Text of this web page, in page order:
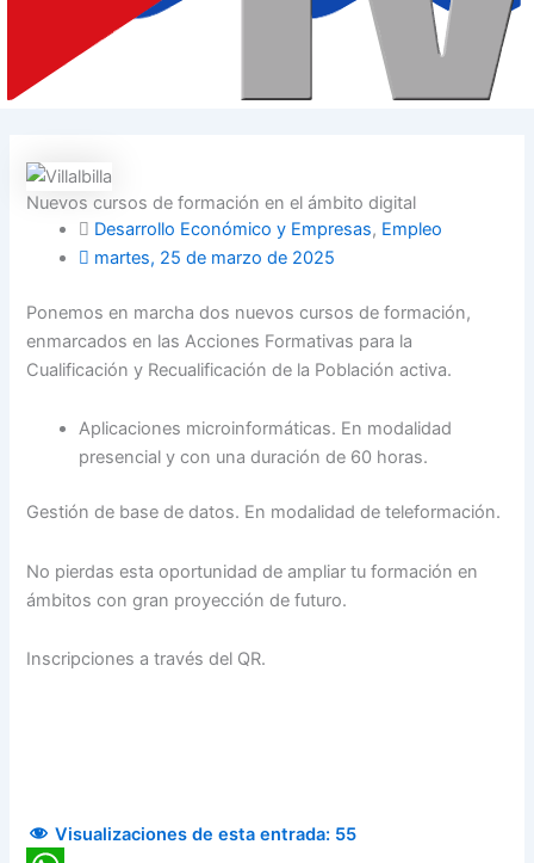
Nuevos cursos de formación en el ámbito digital
Desarrollo Económico y Empresas, Empleo
martes, 25 de marzo de 2025
Ponemos en marcha dos nuevos cursos de formación,
enmarcados en las Acciones Formativas para la
Cualificación y Recualificación de la Población activa.
Aplicaciones microinformáticas. En modalidad
presencial y con una duración de 60 horas.
Gestión de base de datos. En modalidad de teleformación.
No pierdas esta oportunidad de ampliar tu formación en
ámbitos con gran proyección de futuro.
Inscripciones a través del QR.
Visualizaciones de esta entrada: 55